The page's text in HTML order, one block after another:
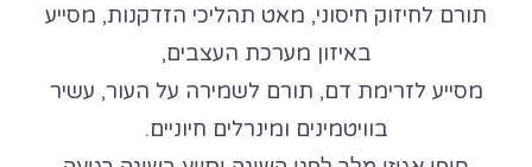
תורם לחיזוק חיסוני, מאט תהליכי הזדקנות, מסייע
באיזון מערכת העצבים,
מסייע לזרימת דם, תורם לשמירה על העור, עשיר
בוויטמינים ומינרלים חיוניים.